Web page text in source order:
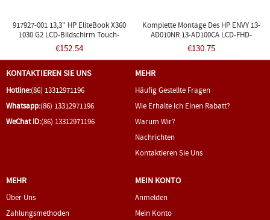
917927-001 13,3" HP EliteBook X360
1030 G2 LCD-Bildschirm Touch-
Digitizer-Rahmen
€152.54
Komplette Montage Des HP ENVY 13-
AD010NR 13-AD100CA LCD-FHD-
Touchscreen-Digitizers
€130.75
KONTAKTIEREN SIE UNS
Hotline:(86) 13312971196
Whatsapp:(86) 13312971196
WeChat ID:(86) 13312971196
MEHR
Häufig Gestellte Fragen
Wie Erhalte Ich Einen Rabatt?
Warum Wir?
Nachrichten
Kontaktieren Sie Uns
MEHR
Über Uns
Zahlungsmethoden
MEIN KONTO
Anmelden
Mein Konto